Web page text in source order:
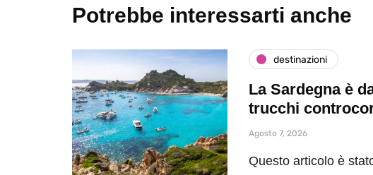
Potrebbe interessarti anche
destinazioni
La Sardegna è
trucchi
Agosto 7, 2026
Questo articolo è